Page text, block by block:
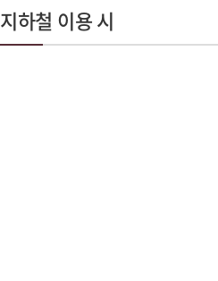
지하철 이용 시